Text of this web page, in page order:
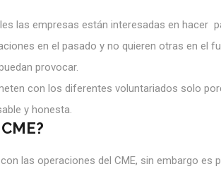
las empresas están interesadas en hacer
en el pasado y no quieren otras en el
provocar.
con los diferentes voluntariados solo
y honesta.
las operaciones del CME, sin embargo es